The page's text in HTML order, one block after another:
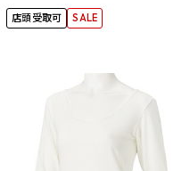
店頭受取可 SALE